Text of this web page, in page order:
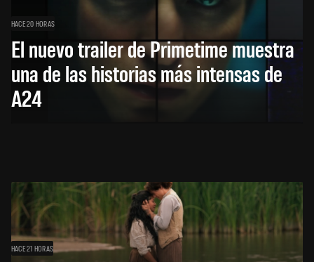
HACE 20 HORAS
El nuevo trailer de Primetime muestra
una de las historias más intensas de
A24
HACE 21 HORAS